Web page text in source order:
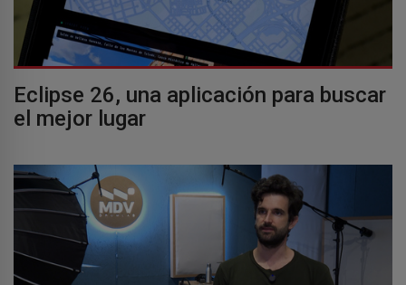
Eclipse 26, una aplicación para buscar
el mejor lugar